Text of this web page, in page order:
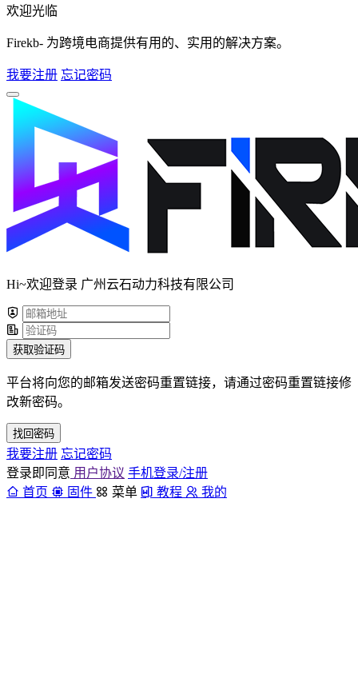
欢迎光临
Firekb- 为跨境电商提供有用的、实用的解决方案。
我要注册 忘记密码
Hi~欢迎登录 广州云石动力科技有限公司
获取验证码
平台将向您的邮箱发送密码重置链接，请通过密码重置链接修
改新密码。
找回密码
我要注册 忘记密码
登录即同意 用户协议 手机登录/注册
首页
固件 菜单 教程 我的